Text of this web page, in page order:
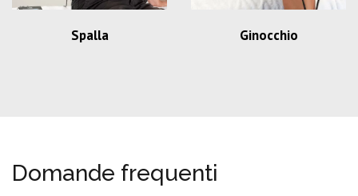
Spalla Ginocchio
Domande frequenti